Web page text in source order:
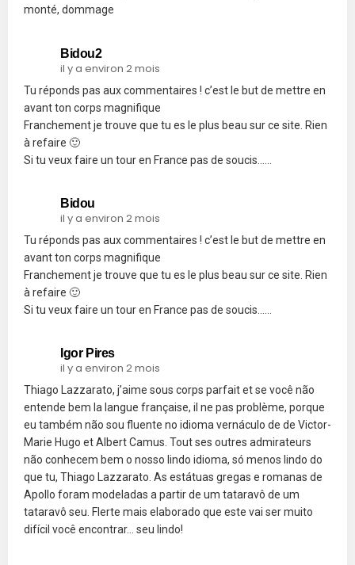
monté, dommage
Bidou2
il y a environ 2 mois
Tu réponds pas aux commentaires ! c’est le but de mettre en
avant ton corps magnifique
Franchement je trouve que tu es le plus beau sur ce site. Rien
à refaire 🙂
Si tu veux faire un tour en France pas de soucis……
Bidou
il y a environ 2 mois
Tu réponds pas aux commentaires ! c’est le but de mettre en
avant ton corps magnifique
Franchement je trouve que tu es le plus beau sur ce site. Rien
à refaire 🙂
Si tu veux faire un tour en France pas de soucis……
Igor Pires
il y a environ 2 mois
Thiago Lazzarato, j’aime sous corps parfait et se você não
entende bem la langue française, il ne pas problème, porque
eu também não sou fluente no idioma vernáculo de de Victor-
Marie Hugo et Albert Camus. Tout ses outres admirateurs
não conhecem bem o nosso lindo idioma, só menos lindo do
que tu, Thiago Lazzarato. As estátuas gregas e romanas de
Apollo foram modeladas a partir de um tataravô de um
tataravô seu. Flerte mais elaborado que este vai ser muito
difícil você encontrar… seu lindo!